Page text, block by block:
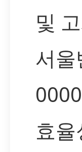
및
서
효